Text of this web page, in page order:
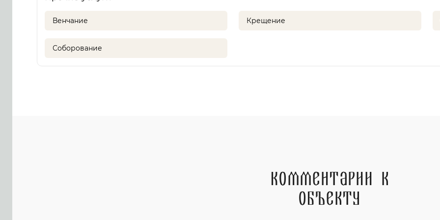
Венчание Крещение
Соборование
Комментарии к
объекту